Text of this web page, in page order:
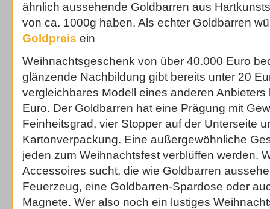
ähnlich aussehende Goldbarren aus
von ca. 1000g haben. Als echter Goldbarren
Goldpreis ein
Weihnachtsgeschenk von über 40.000 Euro
glänzende Nachbildung gibt bereits unter 20
vergleichbares Modell eines anderen
Euro. Der Goldbarren hat eine Prägung mit
Feinheitsgrad, vier Stopper auf der Unterseite
Kartonverpackung. Eine außergewöhnliche
jeden zum Weihnachtsfest verblüffen werden.
Accessoires sucht, die wie Goldbarren
Feuerzeug, eine Goldbarren-Spardose oder
Magnete. Wer also noch ein lustiges